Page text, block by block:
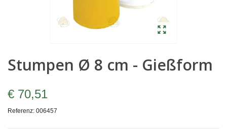
Stumpen Ø 8 cm - Gießform
€ 70,51
Referenz: 006457